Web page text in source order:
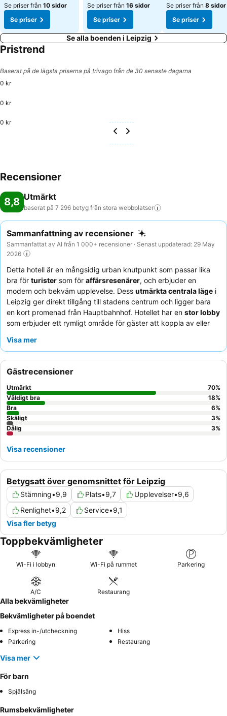
Se priser från 10 sidor
Se priser
Se priser från 16 sidor
Se priser
Se priser från 8 sidor
Se priser
Se alla boenden i Leipzig
Pristrend
Baserat på de lägsta priserna på trivago från de 30 senaste dagarna
0 kr
0 kr
0 kr
Recensioner
8,8 Utmärkt
baserat på 7 296 betyg från stora webbplatser
Sammanfattning av recensioner
Sammanfattat av AI från 1 000+ recensioner · Senast uppdaterad: 29 May
2026
Detta hotell är en mångsidig urban knutpunkt som passar lika
bra för turister som för affärsresenärer, och erbjuder en
modern och bekväm upplevelse. Dess utmärkta centrala läge i
Leipzig ger direkt tillgång till stadens centrum och ligger bara
en kort promenad från Hauptbahnhof. Hotellet har en stor lobby
som erbjuder ett rymligt område för gäster att koppla av eller
hjälpsamma personalen
be om ett rum mot innergården.
Visa mer
Betygsatt över genomsnittet för Leipzig
Stämning•9,9 Plats•9,7 Upplevelser•9,6
Renlighet•9,2 Service•9,1
Visa fler betyg
Gästrecensioner
Utmärkt 70%
Väldigt bra
18%
Bra
6%
Skäligt
3%
Dålig
3%
Visa recensioner
Toppbekvämligheter
Wi-Fi i lobbyn Wi-Fi på rummet Parkering
A/C Restaurang
Alla bekvämligheter
Bekvämligheter på boendet
Express in-/utcheckning
Hiss
Parkering
Restaurang
Visa mer
För barn
Spjälsäng
Rumsbekvämligheter